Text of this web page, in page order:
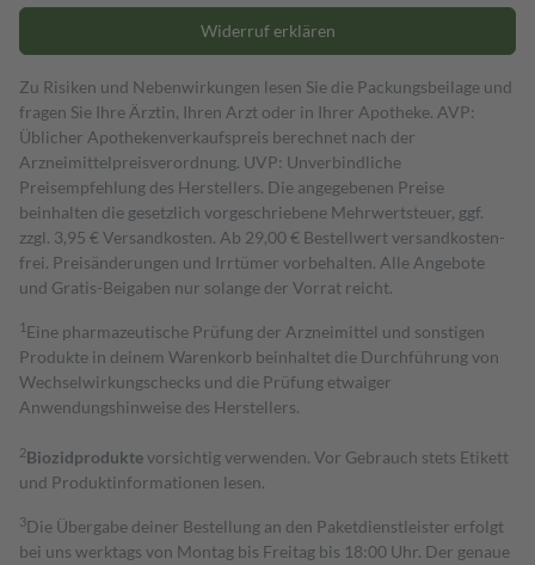
Widerruf erklären
Zu Risiken und Nebenwirkungen lesen Sie die Packungsbeilage und
fragen Sie Ihre Ärztin, Ihren Arzt oder in Ihrer Apotheke. AVP:
Üblicher Apothekenverkaufspreis berechnet nach der
Arzneimittelpreisverordnung. UVP: Unverbindliche
Preisempfehlung des Herstellers. Die angegebenen Preise
beinhalten die gesetzlich vorgeschriebene Mehrwertsteuer, ggf.
zzgl. 3,95 € Versandkosten. Ab 29,00 € Bestell­wert versand­kosten­
frei. Preisänderungen und Irrtümer vorbehalten. Alle Angebote
und Gratis-Beigaben nur solange der Vorrat reicht.
1 Eine pharmazeutische Prüfung der Arzneimittel und sonstigen
Produkte in deinem Warenkorb beinhaltet die Durchführung von
Wechselwirkungschecks und die Prüfung etwaiger
Anwendungshinweise des Herstellers.
2Biozidproduktevorsichtig verwenden. Vor Gebrauch stets Etikett
und Produktinformationen lesen.
3Die Übergabe deiner Bestellung an den Paketdienstleister erfolgt
bei uns werktags von Montag bis Freitag bis 18:00 Uhr. Der genaue